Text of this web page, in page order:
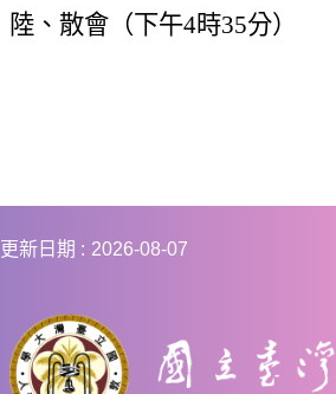
陸、散會（下午4時35分）
更新日期 2026-08-07